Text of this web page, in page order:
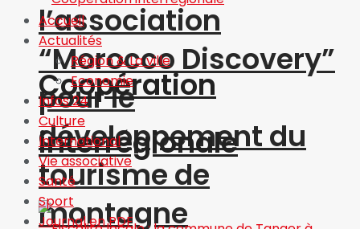
l’association
“Morocco Discovery”
pour le
développement du
tourisme de
montagne
Coopération
interrégionale
Accueil
Actualités
Région & La ville
Economie
Infos 24
Culture
International
Vie associative
Santé
Sport
Journal en PDF